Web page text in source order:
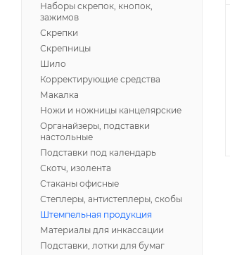
Наборы скрепок, кнопок,
зажимов
Скрепки
Скрепницы
Шило
Корректирующие средства
Макалка
Ножи и ножницы канцелярские
Органайзеры, подставки
настольные
Подставки под календарь
Скотч, изолента
Стаканы офисные
Степлеры, антистеплеры, скобы
Штемпельная продукция
Материалы для инкассации
Подставки, лотки для бумаг